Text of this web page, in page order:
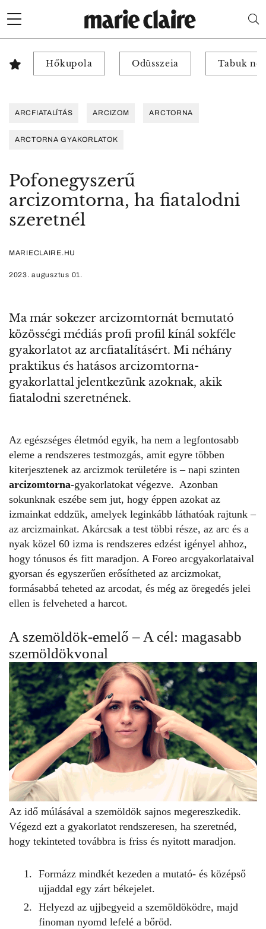
Hőkupola Odüsszeia Tabuk
ARCFIATALÍTÁS ARCIZOM ARCTORNA
ARCTORNA GYAKORLATOK
Pofonegyszerű
arcizomtorna, ha fiatalodni
szeretnél
MARIECLAIRE.HU
2023. augusztus 01.
Ma már sokezer arcizomtornát bemutató
közösségi médiás profi profil kínál sokféle
gyakorlatot az arcfiatalításért. Mi néhány
praktikus és hatásos arcizomtorna-
gyakorlattal jelentkezünk azoknak, akik
fiatalodni szeretnének.
Az egészséges életmód egyik, ha nem a legfontosabb
eleme a rendszeres testmozgás, amit egyre többen
kiterjesztenek az arcizmok területére is – napi szinten
arcizomtorna-gyakorlatokat végezve. Azonban
sokunknak eszébe sem jut, hogy éppen azokat az
izmainkat eddzük, amelyek leginkább láthatóak rajtunk –
az arcizmainkat. Akárcsak a test többi része, az arc és a
nyak közel 60 izma is rendszeres edzést igényel ahhoz,
hogy tónusos és fitt maradjon. A Foreo arcgyakorlataival
gyorsan és egyszerűen erősítheted az arcizmokat,
formásabbá teheted az arcodat, és még az öregedés jelei
ellen is felveheted a harcot.
A szemöldök-emelő – A cél: magasabb
szemöldökvonal
Az idő múlásával a szemöldök sajnos megereszkedik.
Végezd ezt a gyakorlatot rendszeresen, ha szeretnéd,
hogy tekinteted továbbra is friss és nyitott maradjon.
Formázz mindkét kezeden a mutató- és középső
ujjaddal egy zárt békejelet.
Helyezd az ujjbegyeid a szemöldöködre, majd
finoman nyomd lefelé a bőröd.